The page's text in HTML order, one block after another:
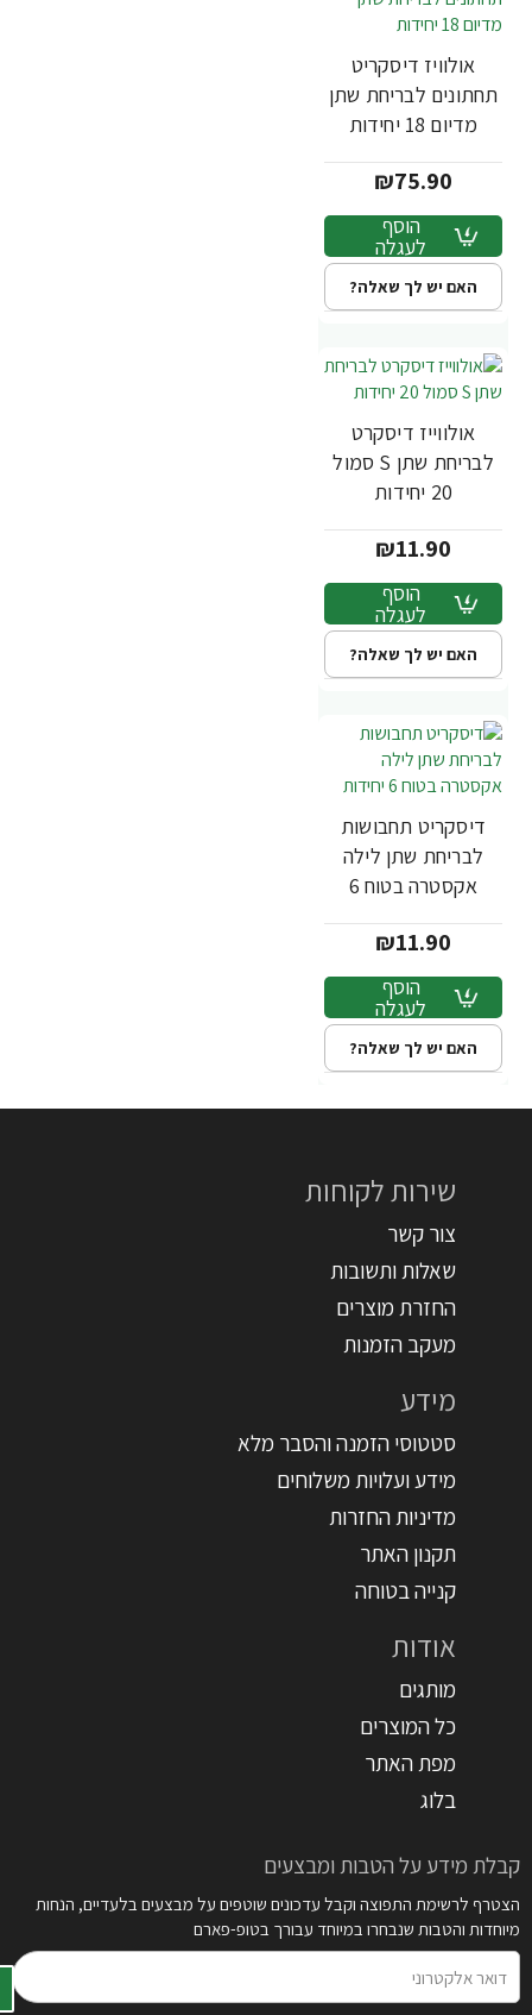
אולוויז דיסקריט
תחתונים לבריחת שתן
מדיום 18 יחידות
₪75.90
הוסף
לעגלה
האם יש לך שאלה?
אולווייז דיסקרט
לבריחת שתן S סמול
20 יחידות
₪11.90
הוסף
לעגלה
האם יש לך שאלה?
דיסקריט תחבושות
לבריחת שתן לילה
אקסטרה בטוח 6
₪11.90
הוסף
לעגלה
האם יש לך שאלה?
שירות לקוחות
צור קשר
שאלות ותשובות
החזרת מוצרים
מעקב הזמנות
מידע
סטטוסי הזמנה והסבר מלא
מידע ועלויות משלוחים
מדיניות החזרות
תקנון האתר
קנייה בטוחה
אודות
מותגים
כל המוצרים
מפת האתר
בלוג
קבלת מידע על הטבות ומבצעים
הצטרף לרשימת התפוצה וקבל עדכונים שוטפים על מבצעים בלעדיים, הנחות
מיוחדות והטבות שנבחרו במיוחד עבורך בטופ-פארם
אלקטרוני